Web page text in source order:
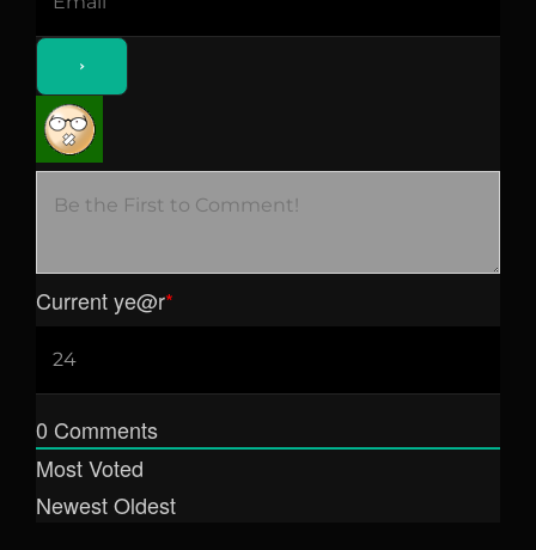
Current ye@r*
0 Comments
Most Voted
NewestOldest